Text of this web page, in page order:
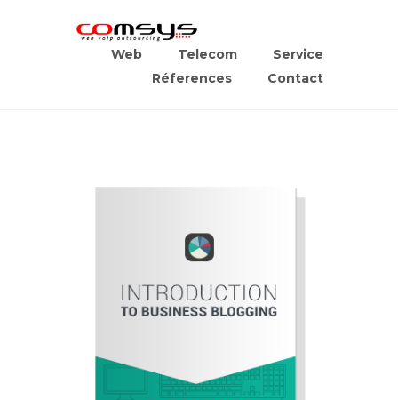
Web Telecom
Service
Réferences
Contact